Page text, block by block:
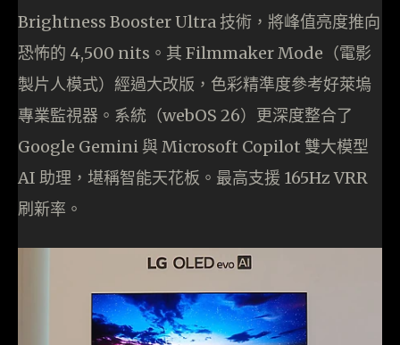
Brightness Booster Ultra 技術，將峰值亮度推向
恐怖的 4,500 nits。其 Filmmaker Mode（電影
製片人模式）經過大改版，色彩精準度參考好萊塢
專業監視器。系統（webOS 26）更深度整合了
Google Gemini 與 Microsoft Copilot 雙大模型
AI 助理，堪稱智能天花板。最高支援 165Hz VRR
刷新率。